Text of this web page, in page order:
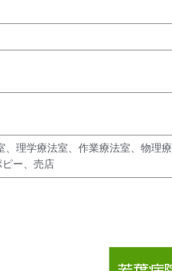
理学療法室、作業療法室、物理療
ー、売店